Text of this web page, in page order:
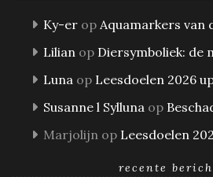
Ky-er op Aquamarkers van
Lilian op Diersymboliek: de
Luna op Leesdoelen 2026
Susanne l Sylluna op
Marjolijn op Leesdoelen
recente